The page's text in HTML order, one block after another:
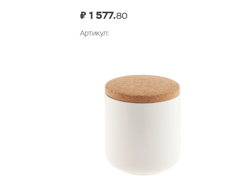
₽ 1 577.80
Артикул: